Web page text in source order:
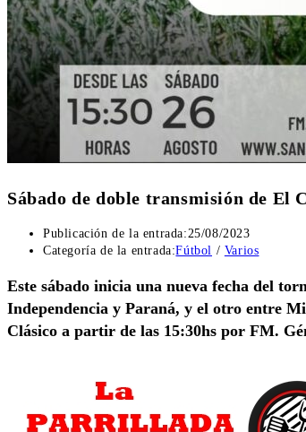
Sábado de doble transmisión de El
Publicación de la entrada:25/08/2023
Categoría de la entrada:Fútbol / Varios
Este sábado inicia una nueva fecha del
Independencia y Paraná, y el otro entre
Clásico a partir de las 15:30hs por FM.